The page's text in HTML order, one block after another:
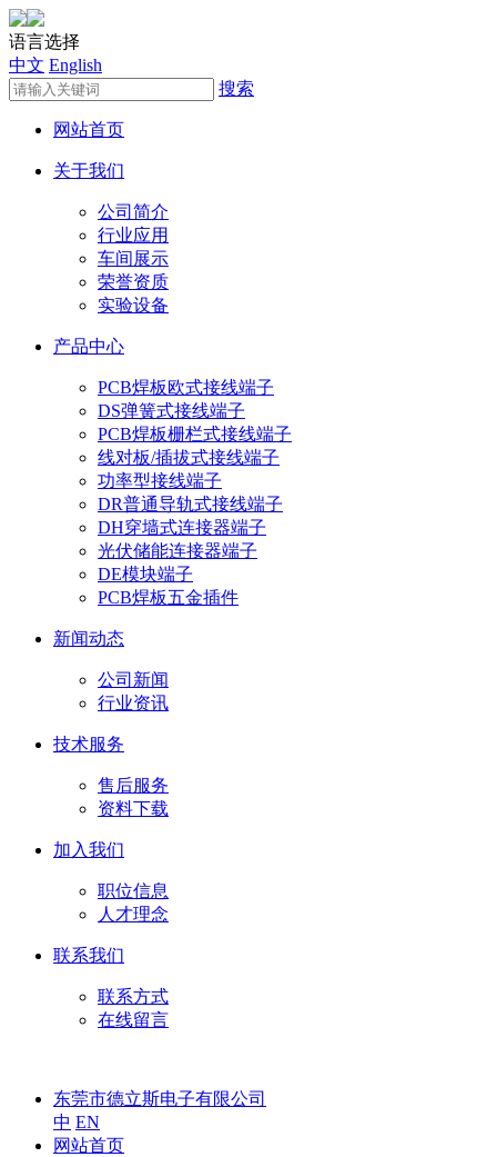
语言选择
中文 English
搜索
网站首页
关于我们
公司简介
行业应用
车间展示
荣誉资质
实验设备
产品中心
PCB焊板欧式接线端子
DS弹簧式接线端子
PCB焊板栅栏式接线端子
线对板/插拔式接线端子
功率型接线端子
DR普通导轨式接线端子
DH穿墙式连接器端子
光伏储能连接器端子
DE模块端子
PCB焊板五金插件
新闻动态
公司新闻
行业资讯
技术服务
售后服务
资料下载
加入我们
职位信息
人才理念
联系我们
联系方式
在线留言
东莞市德立斯电子有限公司
中 EN
网站首页